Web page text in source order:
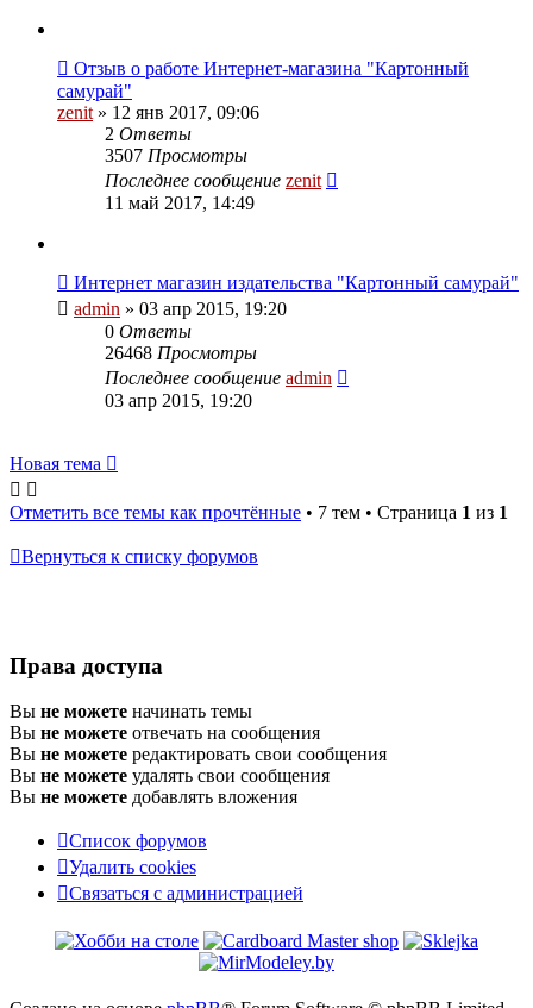
Отзыв о работе Интернет-магазина "Картонный
самурай"
zenit » 12 янв 2017, 09:06
2 Ответы
3507 Просмотры
Последнее сообщение zenit
11 май 2017, 14:49
Интернет магазин издательства "Картонный самурай"
admin » 03 апр 2015, 19:20
0 Ответы
26468 Просмотры
Последнее сообщение admin
03 апр 2015, 19:20
Новая
тема
Новая тема
Отметить все темы как прочтённые • 7 тем • Страница 1 из 1
Вернуться к списку форумов
Права доступа
Вы не можете начинать темы
Вы не можете отвечать на сообщения
Вы не можете редактировать свои сообщения
Вы не можете удалять свои сообщения
Вы не можете добавлять вложения
Список форумов
Удалить cookies
Связаться
администрацией
Связаться с администрацией